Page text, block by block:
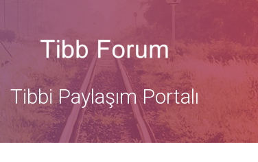
Tibbi Paylaşım Portalı